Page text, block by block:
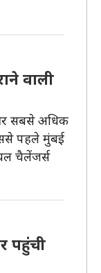
वाली
सबसे अधिक
पहले मुंबई
चैलेंजर्स
पहुंची